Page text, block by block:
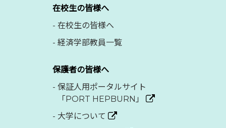
在校生の皆様へ
- 在校生の皆様へ
- 経済学部教員一覧
保護者の皆様へ
- 保証人用ポータルサイト
「PORT HEPBURN」
- 大学について